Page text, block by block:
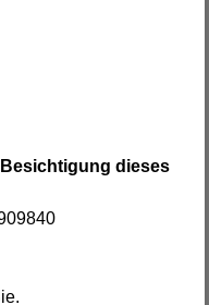
dieses